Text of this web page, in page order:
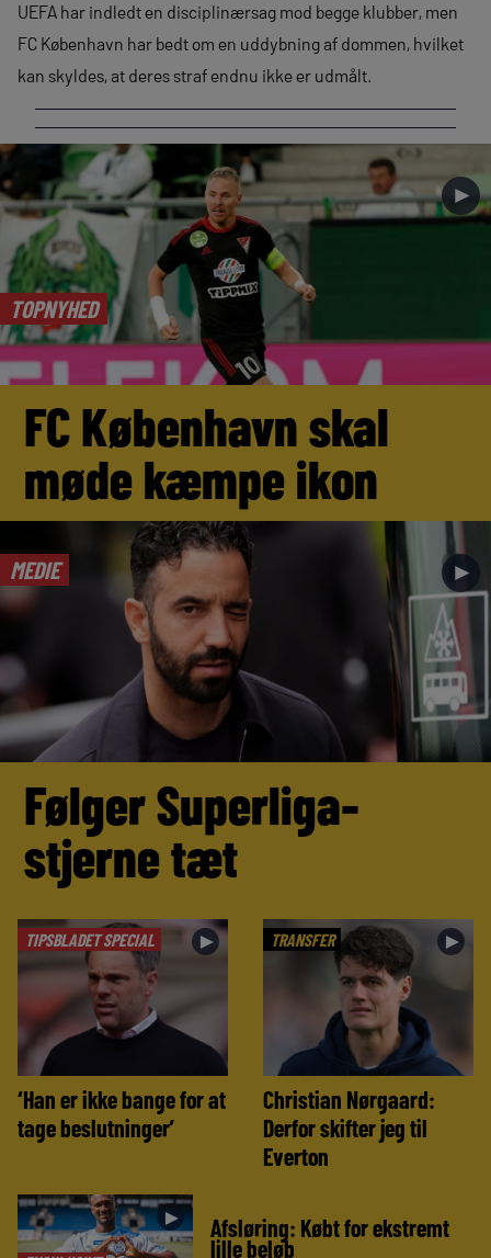
UEFA har indledt en disciplinærsag mod begge klubber, men
FC København har bedt om en uddybning af dommen, hvilket
kan skyldes, at deres straf endnu ikke er udmålt.
TOPNYHED
►
FC København skal
møde kæmpe ikon
MEDIE ►
Følger Superliga-
stjerne tæt
TIPSBLADET SPECIAL ►
‘Han er ikke bange for at
tage beslutninger’
TRANSFER ►
Christian Nørgaard:
Derfor skifter jeg til
Everton
► Afsløring: Købt for ekstremt
lille beløb